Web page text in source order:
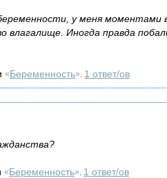
у меня моментами
влагалище. Иногда правда
«Беременность», 1 ответ/ов
«Беременность», 1 ответ/ов